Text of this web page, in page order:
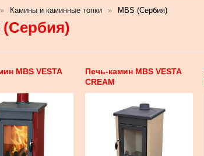
Камины и каминные топки MBS (Сербия)
(Сербия)
MBS VESTA
Печь-камин MBS VESTA
CREAM